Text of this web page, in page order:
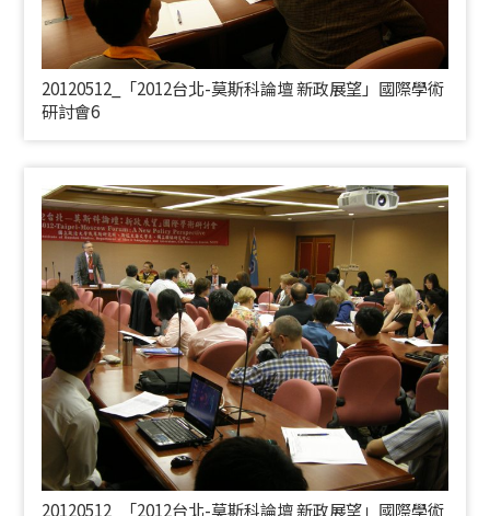
20120512_「2012台北-莫斯科論壇 新政展望」國際學術
研討會6
20120512_「2012台北-莫斯科論壇 新政展望」國際學術